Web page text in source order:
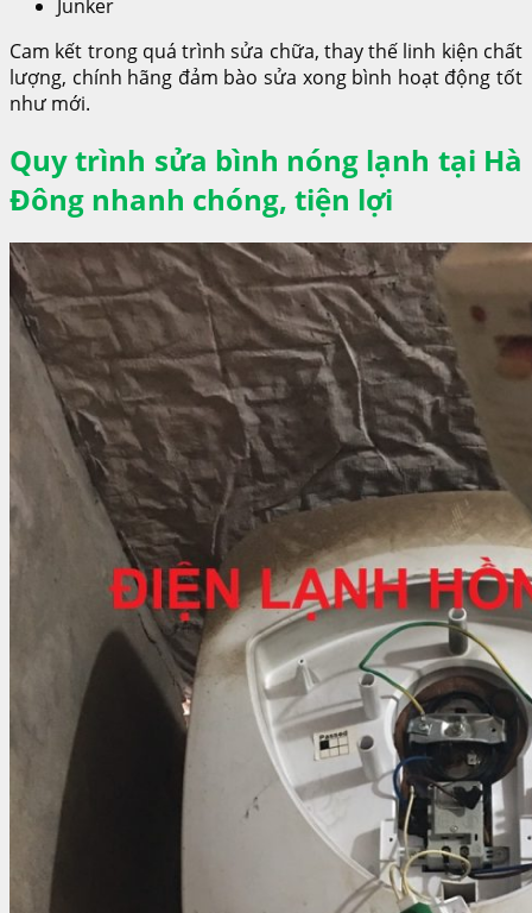
Junker
Cam kết trong quá trình sửa chữa, thay thế linh kiện chất
lượng, chính hãng đảm bào sửa xong bình hoạt động tốt
như mới.
Quy trình sửa bình nóng lạnh tại Hà
Đông nhanh chóng, tiện lợi